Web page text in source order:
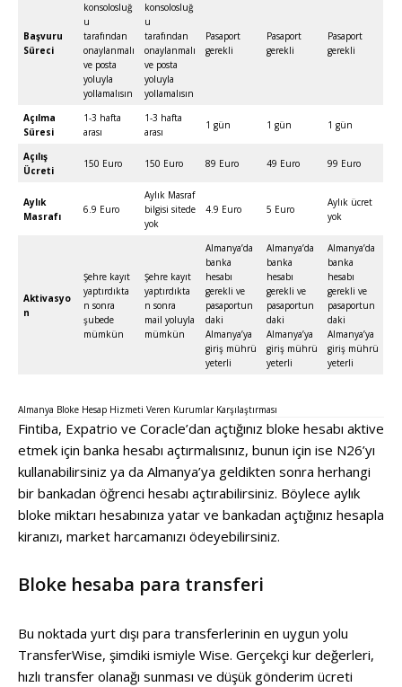
Başvuru
Süreci
konsolosluğ
u
tarafından
onaylanmalı
ve posta
yoluyla
yollamalısın
konsolosluğ
u
tarafından
onaylanmalı
ve posta
yoluyla
yollamalısın
Pasaport
gerekli
Pasaport
gerekli
Pasaport
gerekli
Açılma
Süresi
1-3 hafta
arası
1-3 hafta
arası
1 gün 1 gün 1 gün
Açılış
Ücreti
150 Euro 150 Euro 89 Euro 49 Euro 99 Euro
Aylık
Masrafı
6.9 Euro
Aylık Masraf
bilgisi sitede
yok
4.9 Euro 5 Euro
Aylık ücret
yok
Aktivasyo
n
Şehre kayıt
yaptırdıkta
n sonra
şubede
mümkün
Şehre kayıt
yaptırdıkta
n sonra
mail yoluyla
mümkün
Almanya’da
banka
hesabı
gerekli ve
pasaportun
daki
Almanya’ya
giriş mührü
yeterli
Almanya’da
banka
hesabı
gerekli ve
pasaportun
daki
Almanya’ya
giriş mührü
yeterli
Almanya’da
banka
hesabı
gerekli ve
pasaportun
daki
Almanya’ya
giriş mührü
yeterli
Almanya Bloke Hesap Hizmeti Veren Kurumlar Karşılaştırması
Fintiba, Expatrio ve Coracle’dan açtığınız bloke hesabı aktive
etmek için banka hesabı açtırmalısınız, bunun için ise N26’yı
kullanabilirsiniz ya da Almanya’ya geldikten sonra herhangi
bir bankadan öğrenci hesabı açtırabilirsiniz. Böylece aylık
bloke miktarı hesabınıza yatar ve bankadan açtığınız hesapla
kiranızı, market harcamanızı ödeyebilirsiniz.
Bloke hesaba para transferi
Bu noktada yurt dışı para transferlerinin en uygun yolu
TransferWise, şimdiki ismiyle Wise. Gerçekçi kur değerleri,
hızlı transfer olanağı sunması ve düşük gönderim ücreti